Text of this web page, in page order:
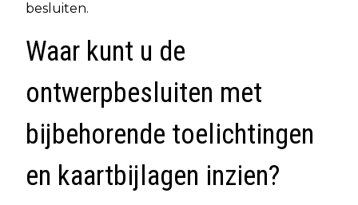
besluiten.
Waar kunt u de
ontwerpbesluiten met
bijbehorende toelichtingen
en kaartbijlagen inzien?